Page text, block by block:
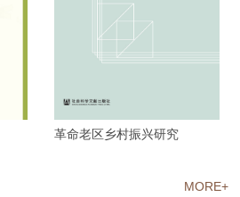
革命老区乡村振兴研究
MORE+